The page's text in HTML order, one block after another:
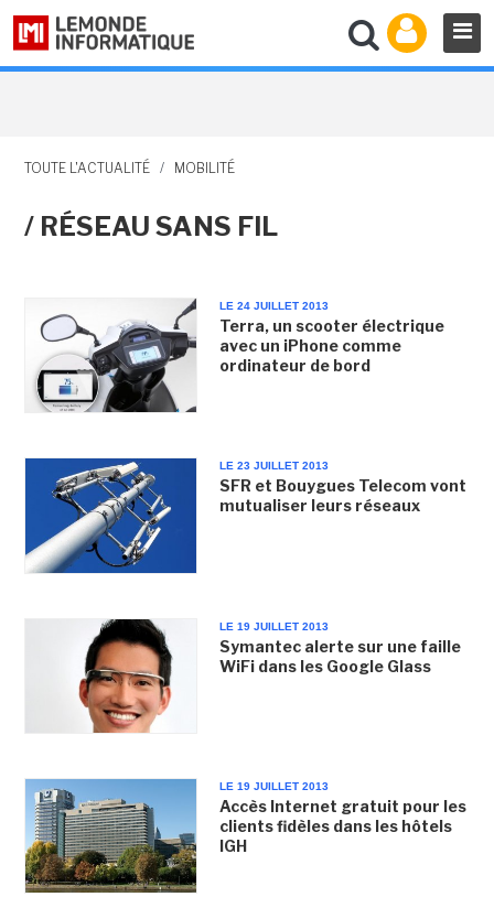
TOUTE L'ACTUALITÉ / MOBILITÉ
/ RÉSEAU SANS FIL
LE 24 JUILLET 2013
Terra, un scooter électrique
avec un iPhone comme
ordinateur de bord
LE 23 JUILLET 2013
SFR et Bouygues Telecom vont
mutualiser leurs réseaux
LE 19 JUILLET 2013
Symantec alerte sur une faille
WiFi dans les Google Glass
LE 19 JUILLET 2013
Accès Internet gratuit pour les
clients fidèles dans les hôtels
IGH